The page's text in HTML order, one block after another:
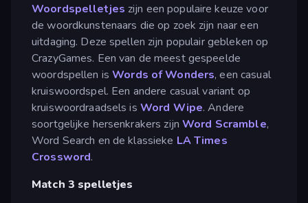
Woordspelletjes zijn een populaire keuze voor
de woordkunstenaars die op zoek zijn naar een
uitdaging. Deze spellen zijn populair gebleken op
CrazyGames. Een van de meest gespeelde
woordspellen isWords of Wonders, een casual
kruiswoordspel. Een andere casual variant op
kruiswoordraadsels is Word Wipe. Andere
soortgelijke hersenkrakers zijn Word Scramble,
Word Search en de klassieke LA Times
Crossword.
Match 3 spelletjes